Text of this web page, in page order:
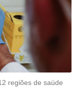
regiões de saúde